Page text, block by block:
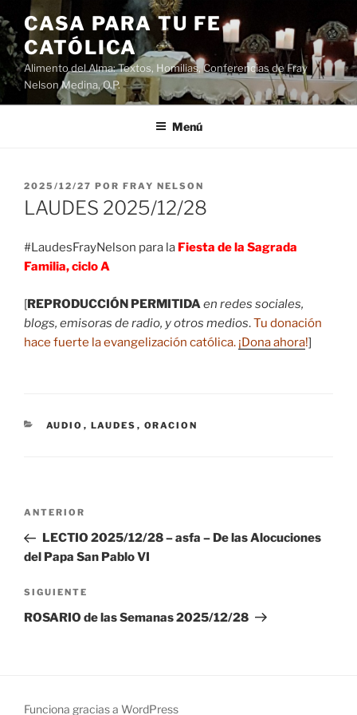
Saltar
al
contenido
CASA PARA TU FE
CATÓLICA
Alimento del Alma: Textos, Homilias, Conferencias de Fray
Nelson Medina, O.P.
Menú
PUBLICADO
EL
2025/12/27 POR FRAY NELSON
LAUDES 2025/12/28
#LaudesFrayNelson para la Fiesta de la Sagrada
Familia, ciclo A
[REPRODUCCIÓN PERMITIDAen redes sociales,
blogs, emisoras de radio, y otros medios.Tu donación
hace fuerte la evangelización católica. ¡Dona ahora!]
CATEGORÍAS
AUDIO , LAUDES , ORACION
Navegación
entradas
Entrada
anterior:
ANTERIOR
LECTIO 2025/12/28 – asfa – De las Alocuciones
del Papa San Pablo VI
Siguiente
entrada
SIGUIENTE
ROSARIO de las Semanas 2025/12/28
Funciona gracias a WordPress